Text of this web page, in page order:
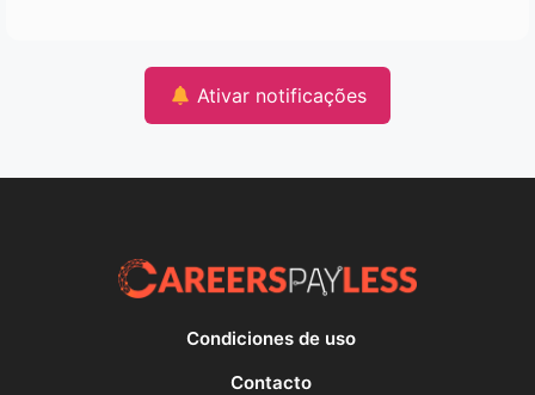
Ativar notificações
Condiciones de uso
Contacto